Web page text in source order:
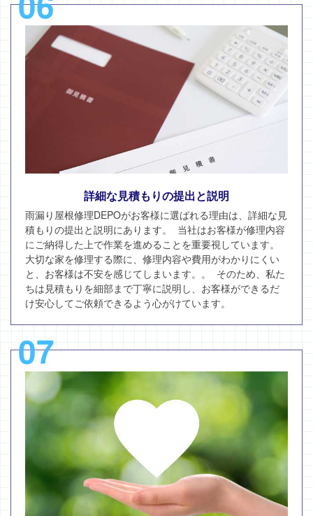
詳細な見積もりの提出と説明
雨漏り屋根修理DEPOがお客様に選ばれる理由は、詳細な見
積もりの提出と説明にあります。 当社はお客様が修理内容
にご納得した上で作業を進めることを重要視しています。
大切な家を修理する際に、修理内容や費用がわかりにくい
と、お客様は不安を感じてしまいます。。 そのため、私た
ちは見積もりを細部まで丁寧に説明し、お客様ができるだ
け安心してご依頼できるよう心がけています。
07